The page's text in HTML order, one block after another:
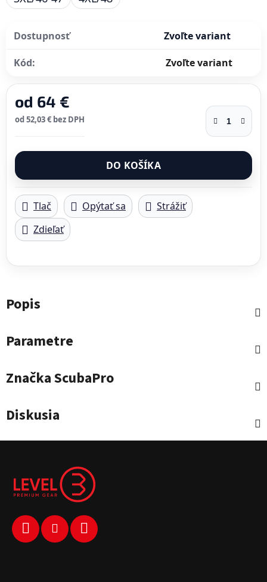
Dostupnosť Zvoľte variant
Kód: Zvoľte variant
od 64 €
od52,03 € bez DPH
DO KOŠÍKA
Tlač Opýtať sa
Strážiť
Zdieľať
Popis
Parametre
ZnačkaScubaPro
Diskusia